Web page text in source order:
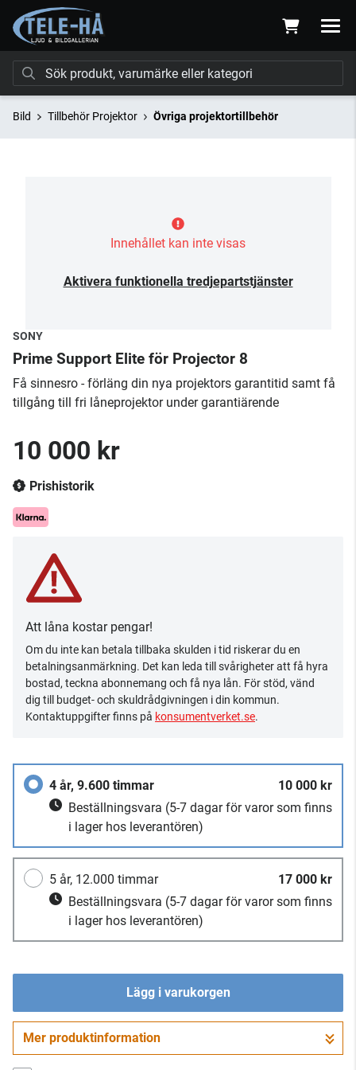
Bild Tillbehör Projektor Övriga projektortillbehör
Innehållet kan inte visas
Aktivera funktionella tredjepartstjänster
SONY
Prime Support Elite för Projector 8
Få sinnesro - förläng din nya projektors garantitid samt få
tillgång till fri låneprojektor under garantiärende
10 000 kr
Prishistorik
Att låna kostar pengar!
Om du inte kan betala tillbaka skulden i tid riskerar du en
betalningsanmärkning. Det kan leda till svårigheter att få hyra
bostad, teckna abonnemang och få nya lån. För stöd, vänd
dig till budget- och skuldrådgivningen i din kommun.
Kontaktuppgifter finns på konsumentverket.se.
4 år, 9.600 timmar
10 000 kr
Beställningsvara (5-7 dagar för varor som finns
i lager hos leverantören)
5 år, 12.000 timmar
17 000 kr
Beställningsvara (5-7 dagar för varor som finns
i lager hos leverantören)
Lägg i varukorgen
Gå till kassan
Mer produktinformation